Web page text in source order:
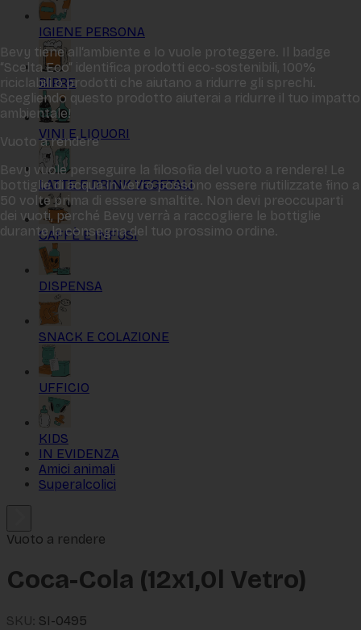
IGIENE PERSONA
BIRRE
VINI E LIQUORI
LATTE E DRINK VEGETALI
CAFFÈ E INFUSI
DISPENSA
SNACK E COLAZIONE
UFFICIO
KIDS
IN EVIDENZA
Amici animali
Superalcolici
Bevy tiene all‘ambiente e lo vuole proteggere. Il badge
“Scelta Eco“ identifica prodotti eco-sostenibili, 100%
riciclabili o prodotti che aiutano a ridurre gli sprechi.
Scegliendo questo prodotto aiuterai a ridurre il tuo impatto
ambientale!
Vuoto a rendere
Bevy vuole perseguire la filosofia del vuoto a rendere! Le
bottiglie di acqua in vetro possono essere riutilizzate fino a
50 volte prima di essere smaltite. Non devi preoccuparti
dei vuoti, perché Bevy verrà a raccogliere le bottiglie
durante la consegna del tuo prossimo ordine.
Vuoto a rendere
Coca-Cola (12x1,0l Vetro)
SKU: SI-0495